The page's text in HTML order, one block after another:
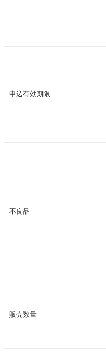
申込有効期限
不良品
販売数量